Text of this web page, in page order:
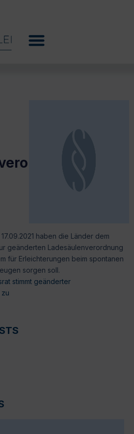
haben die Länder dem
geänderten Ladesäulenverordnung
für Erleichterungen beim spontanen
sorgen soll.
stimmt geänderter